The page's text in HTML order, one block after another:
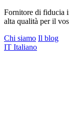
Fornitore di fiducia
alta qualità per il
Chi siamo Il blog
IT Italiano